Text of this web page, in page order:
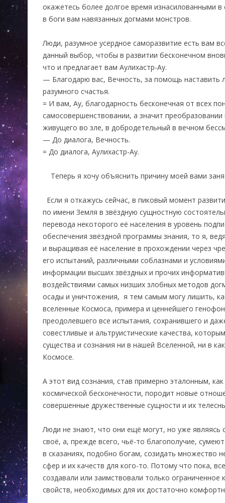
окажетесь более долгое время изнасилованными в
в боги вам навязанных догмами монстров.
Люди, разумное усердное саморазвитие есть вам
данный выбор, чтобы в развитии бесконечном
что и предлагает вам Аулихастр-Ау.
— Благодарю вас, Вечность, за помощь наставить
разумного счастья.
= И вам, Ау, благодарность бесконечная от всех
самосовершенствовании, а значит преобразовании
живущего во зле, в добродетельный в вечном
— До диалога, Вечность.
= До диалога, Аулихастр-Ау.
Теперь я хочу объяснить причину моей вами
Если я откажусь сейчас, в пиковый момент
по имени Земля в звёздную сущностную
перевода некоторого её населения в уровень
обеспечения звёздной программы знания, то я,
и выращивая её население в прохождении через
его испытаний, различными соблазнами и
информации высших звёздных и прочих
воздействиями самых низших злобных методов
осады и уничтожения, я тем самым могу лишить,
вселенные Космоса, примера и ценнейшего
преодолевшего все испытания, сохранившего и
совестливые и альтруистические качества,
существа и сознания ни в нашей Вселенной, ни в
Космосе.
А этот вид сознания, став примерно эталонным,
космической бесконечности, породит новые
совершенные дружественные сущности и их
Люди не знают, что они ещё могут, но уже являясь
своё, а, прежде всего, чьё-то благополучие,
в сказаниях, подобно богам, созидать множество
сфер и их качеств для кого-то. Потому что пока,
создавали или заимствовали только ограниченное
свойств, необходимых для их достаточно